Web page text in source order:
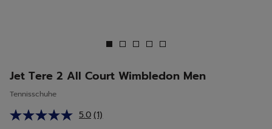
Jet Tere 2 All Court Wimbledon Men
Tennisschuhe
5.0 Bewertung
(1)